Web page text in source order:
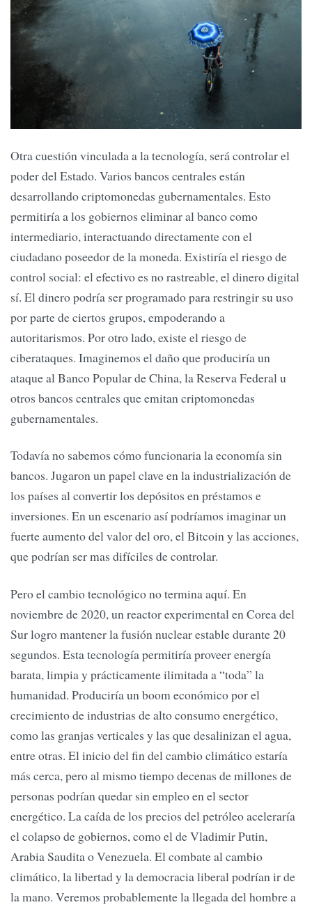
Otra cuestión vinculada a la tecnología, será controlar el
poder del Estado. Varios bancos centrales están
desarrollando criptomonedas gubernamentales. Esto
permitiría a los gobiernos eliminar al banco como
intermediario, interactuando directamente con el
ciudadano poseedor de la moneda. Existiría el riesgo de
control social: el efectivo es no rastreable, el dinero digital
sí. El dinero podría ser programado para restringir su uso
por parte de ciertos grupos, empoderando a
autoritarismos. Por otro lado, existe el riesgo de
ciberataques. Imaginemos el daño que produciría un
ataque al Banco Popular de China, la Reserva Federal u
otros bancos centrales que emitan criptomonedas
gubernamentales.
Todavía no sabemos cómo funcionaria la economía sin
bancos. Jugaron un papel clave en la industrialización de
los países al convertir los depósitos en préstamos e
inversiones. En un escenario así podríamos imaginar un
fuerte aumento del valor del oro, el Bitcoin y las acciones,
que podrían ser mas difíciles de controlar.
Pero el cambio tecnológico no termina aquí. En
noviembre de 2020, un reactor experimental en Corea del
Sur logro mantener la fusión nuclear estable durante 20
segundos. Esta tecnología permitiría proveer energía
barata, limpia y prácticamente ilimitada a “toda” la
humanidad. Produciría un boom económico por el
crecimiento de industrias de alto consumo energético,
como las granjas verticales y las que desalinizan el agua,
entre otras. El inicio del fin del cambio climático estaría
más cerca, pero al mismo tiempo decenas de millones de
personas podrían quedar sin empleo en el sector
energético. La caída de los precios del petróleo aceleraría
el colapso de gobiernos, como el de Vladimir Putin,
Arabia Saudita o Venezuela. El combate al cambio
climático, la libertad y la democracia liberal podrían ir de
la mano. Veremos probablemente la llegada del hombre a